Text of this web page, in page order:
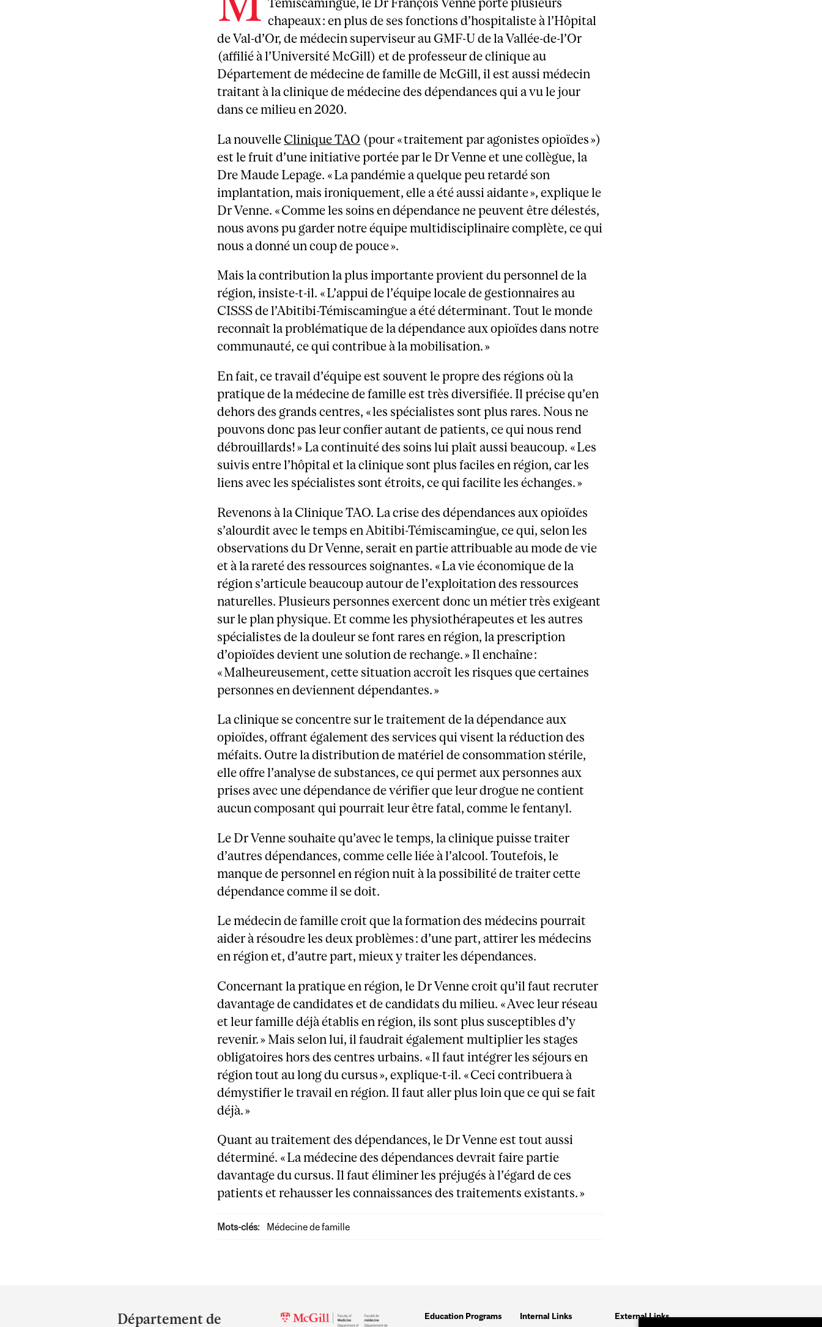
Témiscamingue, le Dr François Venne porte plusieurs
chapeaux : en plus de ses fonctions d’hospitaliste à l’Hôpital
de Val-d’Or, de médecin superviseur au GMF-U de la Vallée-de-l’Or
(affilié à l’Université McGill) et de professeur de clinique au
Département de médecine de famille de McGill, il est aussi médecin
traitant à la clinique de médecine des dépendances qui a vu le jour
dans ce milieu en 2020.
La nouvelle Clinique TAO (pour « traitement par agonistes opioïdes »)
est le fruit d’une initiative portée par le Dr Venne et une collègue, la
Dre Maude Lepage. « La pandémie a quelque peu retardé son
implantation, mais ironiquement, elle a été aussi aidante », explique le
Dr Venne. « Comme les soins en dépendance ne peuvent être délestés,
nous avons pu garder notre équipe multidisciplinaire complète, ce qui
nous a donné un coup de pouce ».
Mais la contribution la plus importante provient du personnel de la
région, insiste-t-il. « L’appui de l’équipe locale de gestionnaires au
CISSS de l’Abitibi-Témiscamingue a été déterminant. Tout le monde
reconnaît la problématique de la dépendance aux opioïdes dans notre
communauté, ce qui contribue à la mobilisation. »
En fait, ce travail d’équipe est souvent le propre des régions où la
pratique de la médecine de famille est très diversifiée. Il précise qu’en
dehors des grands centres, « les spécialistes sont plus rares. Nous ne
pouvons donc pas leur confier autant de patients, ce qui nous rend
débrouillards! » La continuité des soins lui plaît aussi beaucoup. « Les
suivis entre l’hôpital et la clinique sont plus faciles en région, car les
liens avec les spécialistes sont étroits, ce qui facilite les échanges. »
Revenons à la Clinique TAO. La crise des dépendances aux opioïdes
s’alourdit avec le temps en Abitibi-Témiscamingue, ce qui, selon les
observations du Dr Venne, serait en partie attribuable au mode de vie
et à la rareté des ressources soignantes. « La vie économique de la
région s’articule beaucoup autour de l’exploitation des ressources
naturelles. Plusieurs personnes exercent donc un métier très exigeant
sur le plan physique. Et comme les physiothérapeutes et les autres
spécialistes de la douleur se font rares en région, la prescription
d’opioïdes devient une solution de rechange. » Il enchaîne :
« Malheureusement, cette situation accroît les risques que certaines
personnes en deviennent dépendantes. »
La clinique se concentre sur le traitement de la dépendance aux
opioïdes, offrant également des services qui visent la réduction des
méfaits. Outre la distribution de matériel de consommation stérile,
elle offre l’analyse de substances, ce qui permet aux personnes aux
prises avec une dépendance de vérifier que leur drogue ne contient
aucun composant qui pourrait leur être fatal, comme le fentanyl.
Le Dr Venne souhaite qu’avec le temps, la clinique puisse traiter
d’autres dépendances, comme celle liée à l’alcool. Toutefois, le
manque de personnel en région nuit à la possibilité de traiter cette
dépendance comme il se doit.
Le médecin de famille croit que la formation des médecins pourrait
aider à résoudre les deux problèmes : d’une part, attirer les médecins
en région et, d’autre part, mieux y traiter les dépendances.
Concernant la pratique en région, le Dr Venne croit qu’il faut recruter
davantage de candidates et de candidats du milieu. « Avec leur réseau
et leur famille déjà établis en région, ils sont plus susceptibles d’y
revenir. » Mais selon lui, il faudrait également multiplier les stages
obligatoires hors des centres urbains. « Il faut intégrer les séjours en
région tout au long du cursus », explique-t-il. « Ceci contribuera à
démystifier le travail en région. Il faut aller plus loin que ce qui se fait
déjà. »
Quant au traitement des dépendances, le Dr Venne est tout aussi
déterminé. « La médecine des dépendances devrait faire partie
davantage du cursus. Il faut éliminer les préjugés à l’égard de ces
patients et rehausser les connaissances des traitements existants. »
Mots-clés: Médecine de famille
and
Département de Education Programs Internal Links External Links